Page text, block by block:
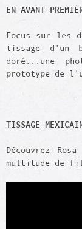
EN AVANT-
Focus sur les
tissage d'un
doré...une
prototype de
TISSAGE
Découvrez
multitude de